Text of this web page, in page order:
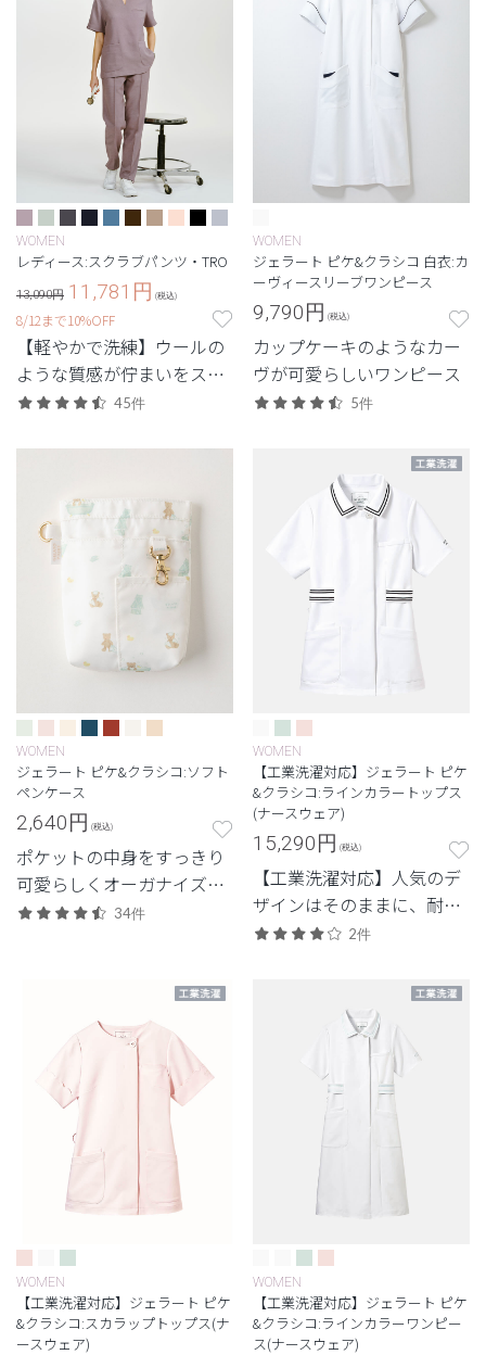
WOMEN
レディース:スクラブパンツ・TRO
13,090円 11,781 円 (税込)
8/12まで10%OFF
【軽やかで洗練】ウールの
ような質感が佇まいをスマ
ートに引き立てる定番シリ
45件
WOMEN
ジェラート ピケ&クラシコ 白衣:カ
ーヴィースリーブワンピース
9,790円 (税込)
カップケーキのようなカー
ヴが可愛らしいワンピース
5件
WOMEN
ジェラート ピケ&クラシコ:ソフト
ペンケース
2,640円 (税込)
ポケットの中身をすっきり
可愛らしくオーガナイズ。
使いやすさもしっかりフォ
34件
WOMEN
【工業洗濯対応】ジェラート ピケ
&クラシコ:ラインカラートップス
(ナースウェア)
15,290円 (税込)
【工業洗濯対応】人気のデ
ザインはそのままに、耐久
性を兼ね備えたモデル
2件
WOMEN
【工業洗濯対応】ジェラート ピケ
&クラシコ:スカラップトップス(ナ
ースウェア)
WOMEN
【工業洗濯対応】ジェラート ピケ
&クラシコ:ラインカラーワンピー
ス(ナースウェア)